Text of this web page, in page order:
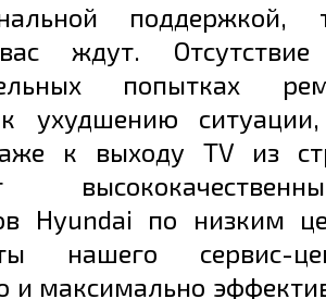
ждут.
попытках
ухудшению
к выходу TV из
Hyundai по низким
нашего сервис-
и максимально